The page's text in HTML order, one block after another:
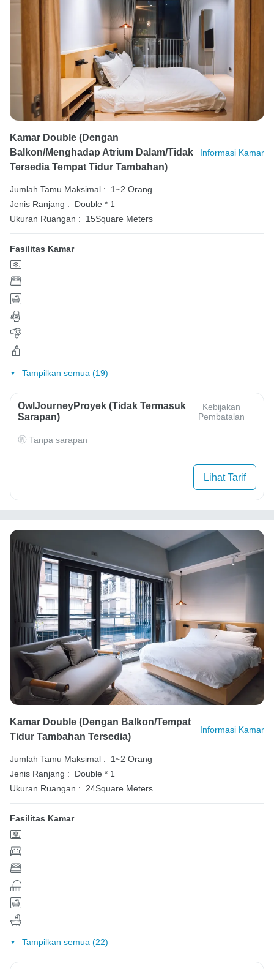
Kamar Double (dengan
Balkon/menghadap Atrium Dalam/tidak
Tersedia Tempat Tidur Tambahan)
Informasi Kamar
Jumlah Tamu Maksimal :
1~2 Orang
Jenis Ranjang :
Double * 1
Ukuran Ruangan :
15Square Meters
Fasilitas Kamar
Tampilkan semua (19)
OwlJourneyProyek (Tidak Termasuk
Sarapan)
Kebijakan
Pembatalan
Tanpa sarapan
Lihat Tarif
Kamar Double (dengan Balkon/tempat
Tidur Tambahan Tersedia)
Informasi Kamar
Jumlah Tamu Maksimal :
1~2 Orang
Jenis Ranjang :
Double * 1
Ukuran Ruangan :
24Square Meters
Fasilitas Kamar
Tampilkan semua (22)